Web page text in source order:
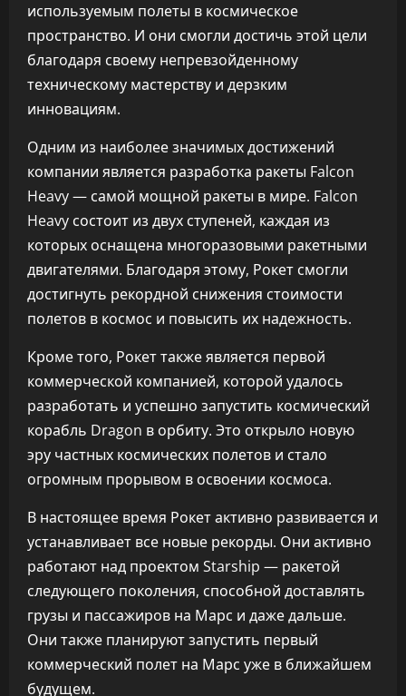
используемым полеты в космическое
пространство. И они смогли достичь этой цели
благодаря своему непревзойденному
техническому мастерству и дерзким
инновациям.
Одним из наиболее значимых достижений
компании является разработка ракеты Falcon
Heavy — самой мощной ракеты в мире. Falcon
Heavy состоит из двух ступеней, каждая из
которых оснащена многоразовыми ракетными
двигателями. Благодаря этому, Рокет смогли
достигнуть рекордной снижения стоимости
полетов в космос и повысить их надежность.
Кроме того, Рокет также является первой
коммерческой компанией, которой удалось
разработать и успешно запустить космический
корабль Dragon в орбиту. Это открыло новую
эру частных космических полетов и стало
огромным прорывом в освоении космоса.
В настоящее время Рокет активно развивается и
устанавливает все новые рекорды. Они активно
работают над проектом Starship — ракетой
следующего поколения, способной доставлять
грузы и пассажиров на Марс и даже дальше.
Они также планируют запустить первый
коммерческий полет на Марс уже в ближайшем
будущем.